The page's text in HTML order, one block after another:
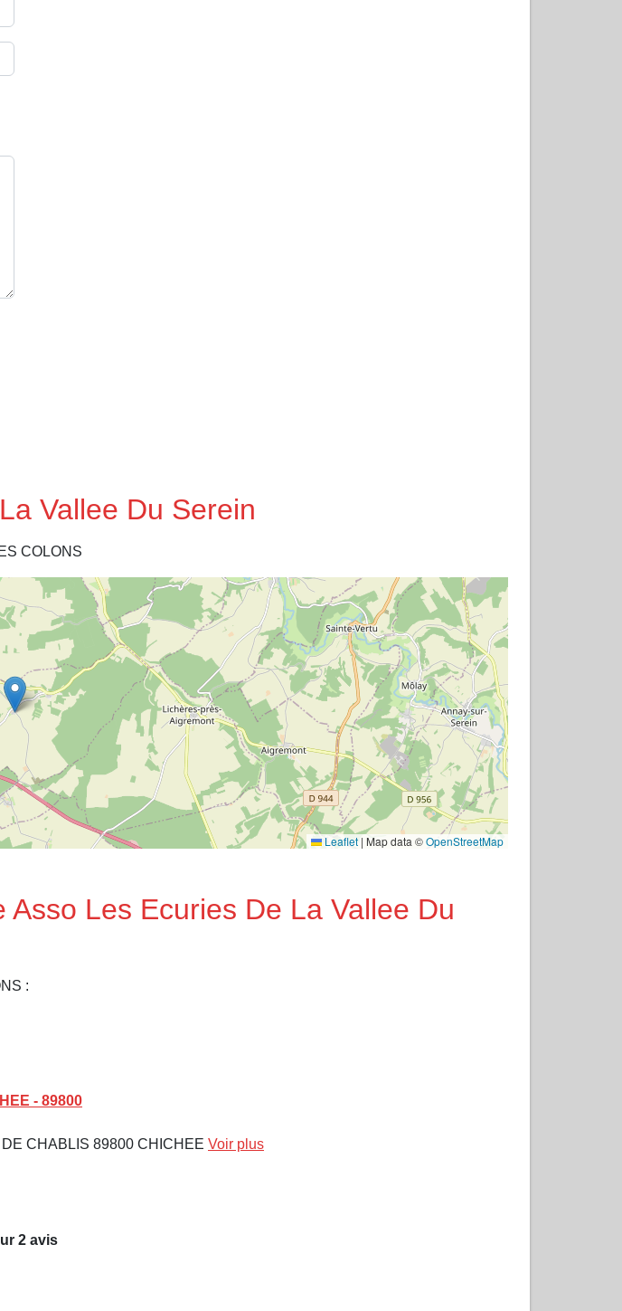
Vallee Du Serein
COLONS
Leaflet | Map data ©OpenStreetMap
Les Ecuries De La Vallee Du
:
- 89800
CHABLIS 89800 CHICHEE Voir plus
2 avis